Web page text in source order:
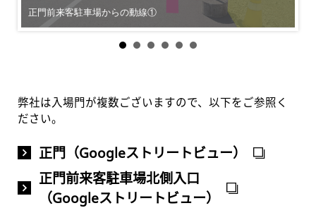
正門前来客駐車場からの動線①
弊社は入場門が複数ございますので、以下をご参照く
ださい。
正門（Googleストリートビュー）
正門前来客駐車場北側入口
（Googleストリートビュー）